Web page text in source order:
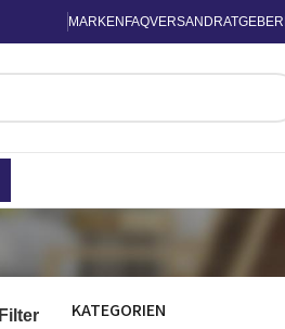
MARKEN FAQVERSAND RATGEBER
Filter KATEGORIEN